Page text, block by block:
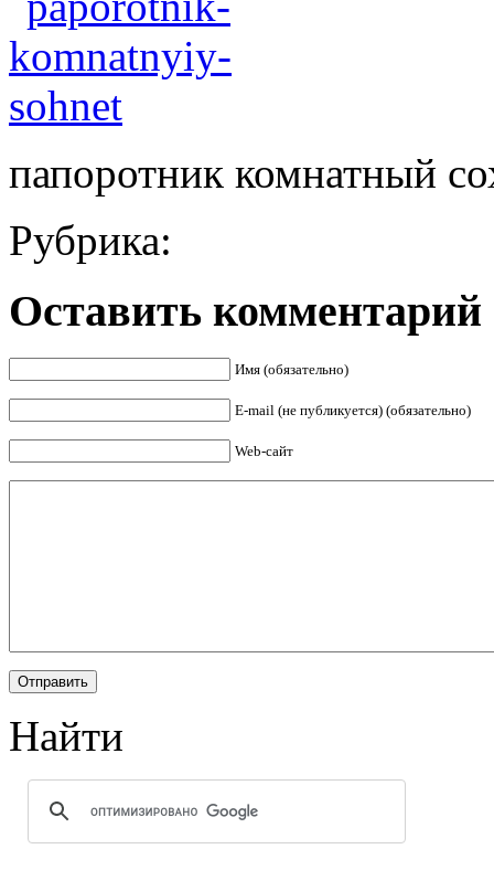
папоротник комнатный
Рубрика:
Оставить комментарий
Имя (обязательно)
E-mail (не публикуется) (обязательно)
Web-сайт
Найти